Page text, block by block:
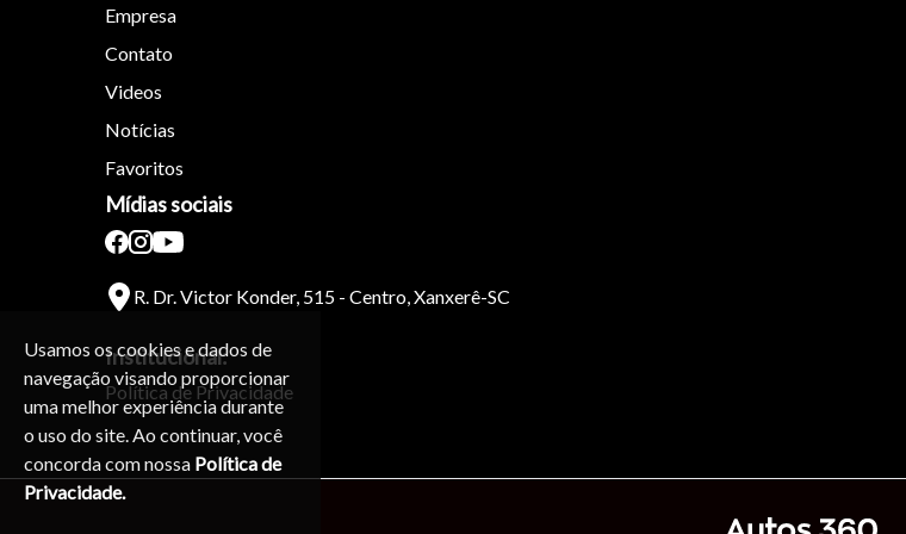
Usamos os cookies e dados de
navegação visando proporcionar
uma melhor experiência durante
o uso do site. Ao continuar, você
concorda com nossa Política de
Privacidade.
Empresa
Contato
Videos
Notícias
Favoritos
Mídias sociais
R. Dr. Victor Konder, 515 - Centro, Xanxerê-SC
Institucional:
Política de Privacidade